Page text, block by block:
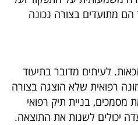
הם מתועדים בצורה נכונה
. לעיתים מדובר בתיעוד
רפואית שלא הוצגה בצורה
בניית תיק רפואי
יכולים לשנות את התוצאה.